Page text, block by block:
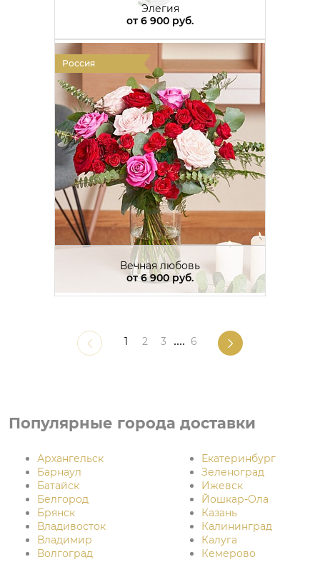
Элегия
от6 900 руб.
Россия
Вечная любовь
от6 900 руб.
1 2 3 .... 6
Популярные города доставки
Архангельск
Барнаул
Батайск
Белгород
Брянск
Владивосток
Владимир
Волгоград
Екатеринбург
Зеленоград
Ижевск
Йошкар-Ола
Казань
Калининград
Калуга
Кемерово